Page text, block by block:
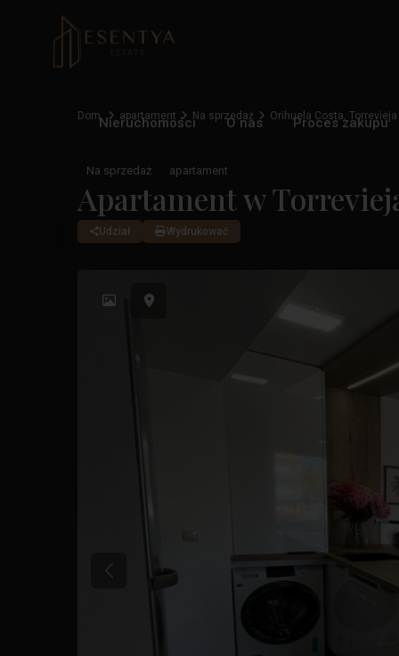
Nieruchomości O nas Proces zakupu
Dom apartament Na sprzedaż Orihuela Costa, Torrevieja
Na sprzedaż apartament
Apartament w
Udział Wydrukować
Poprzedni